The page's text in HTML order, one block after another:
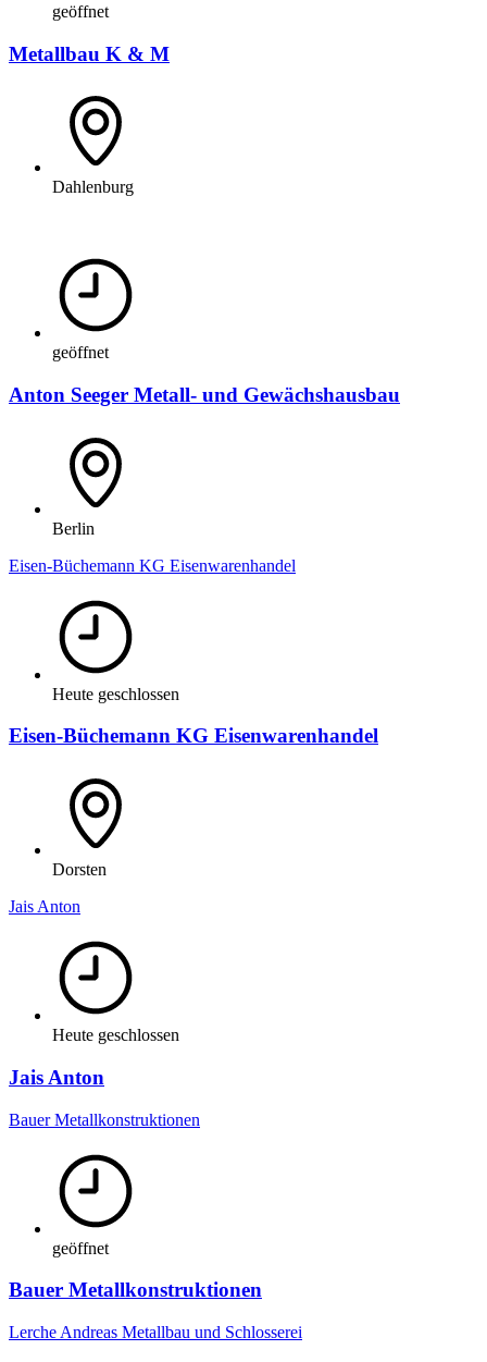
geöffnet
Metallbau K & M
Dahlenburg
geöffnet
Anton Seeger Metall- und Gewächshausbau
Berlin
Eisen-Büchemann KG Eisenwarenhandel
Heute geschlossen
Eisen-Büchemann KG Eisenwarenhandel
Dorsten
Jais Anton
Heute geschlossen
Jais Anton
Bauer Metallkonstruktionen
geöffnet
Bauer Metallkonstruktionen
Lerche Andreas Metallbau und Schlosserei